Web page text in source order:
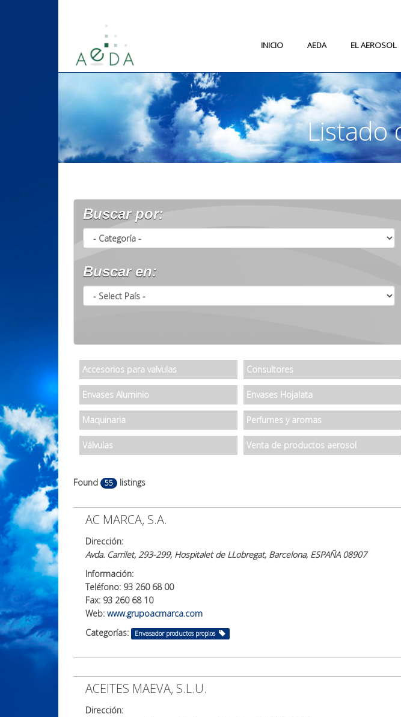
INICIO AEDA EL AEROSOL
Listado
Buscar por:
Buscar en:
Accesorios para valvulas Consultores
Envases Aluminio Envases Hojalata
Maquinaria Perfumes y aromas
Válvulas Venta de productos aerosol
Found 55 listings
AC MARCA, S.A.
Dirección:
Avda. Carrilet, 293-299, Hospitalet de LLobregat, Barcelona, ESPAÑA 08907
Información:
Teléfono: 93 260 68 00
Fax: 93 260 68 10
Web: www.grupoacmarca.com
Categorías:
Envasador productos propios
ACEITES MAEVA, S.L.U.
Dirección: